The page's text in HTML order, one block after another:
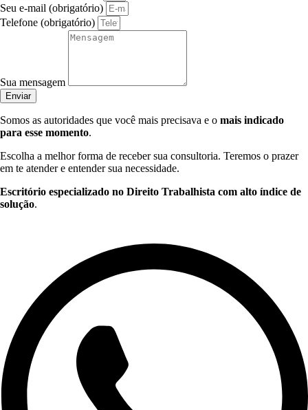
Seu e-mail (obrigatório)
Telefone (obrigatório)
Sua mensagem
Enviar
Somos as autoridades que você mais precisava e o mais indicado
para esse momento.
Escolha a melhor forma de receber sua consultoria. Teremos o prazer
em te atender e entender sua necessidade.
Escritório especializado no Direito Trabalhista com alto índice de
solução.